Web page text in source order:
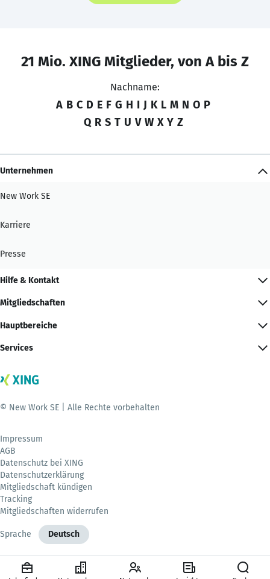
21 Mio. XING Mitglieder, von A bis Z
Nachname:
A B C D E F G H I J K L M N O P
Q R S T U V W X Y Z
Unternehmen
New Work SE
Karriere
Presse
Hilfe & Kontakt
Mitgliedschaften
Hauptbereiche
Services
© New Work SE | Alle Rechte vorbehalten
Impressum
AGB
Datenschutz bei XING
Datenschutzerklärung
Mitgliedschaft kündigen
Tracking
Mitgliedschaften widerrufen
Sprache Deutsch